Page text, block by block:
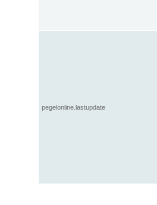
pegelonline.lastupdate